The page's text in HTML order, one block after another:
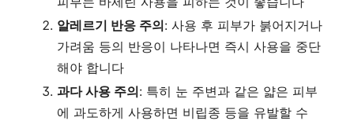
알레르기 반응 주의: 사용 후 피부가 붉어지거나
가려움 등의 반응이 나타나면 즉시 사용을 중단
해야 합니다
과다 사용 주의: 특히 눈 주변과 같은 얇은 피부
에 과도하게 사용하면 비립종 등을 유발할 수